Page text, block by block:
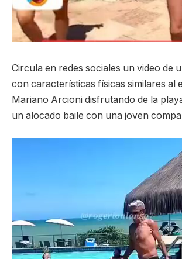
Circula en redes sociales un video de
con características físicas similares al
Mariano Arcioni disfrutando de la
un alocado baile con una joven